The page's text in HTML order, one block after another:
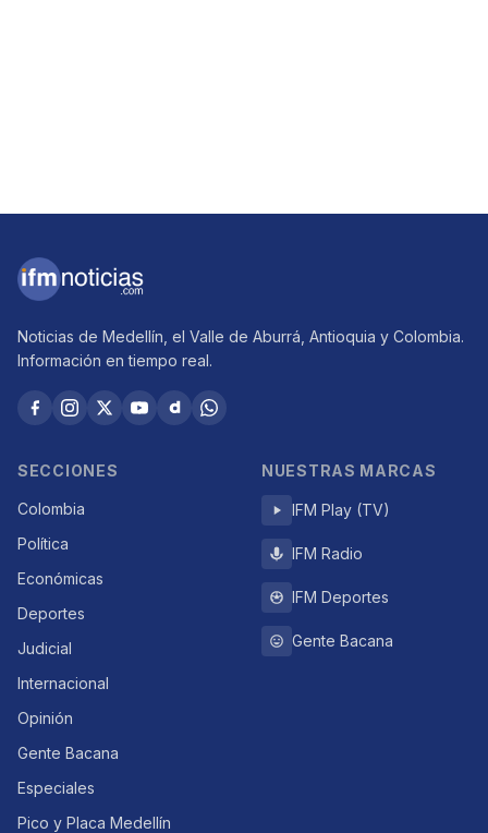
Noticias de Medellín, el Valle de Aburrá, Antioquia y Colombia.
Información en tiempo real.
SECCIONES
Colombia
Política
Económicas
Deportes
Judicial
Internacional
Opinión
Gente Bacana
Especiales
Pico y Placa Medellín
NUESTRAS MARCAS
IFM Play (TV)
IFM Radio
IFM Deportes
Gente Bacana